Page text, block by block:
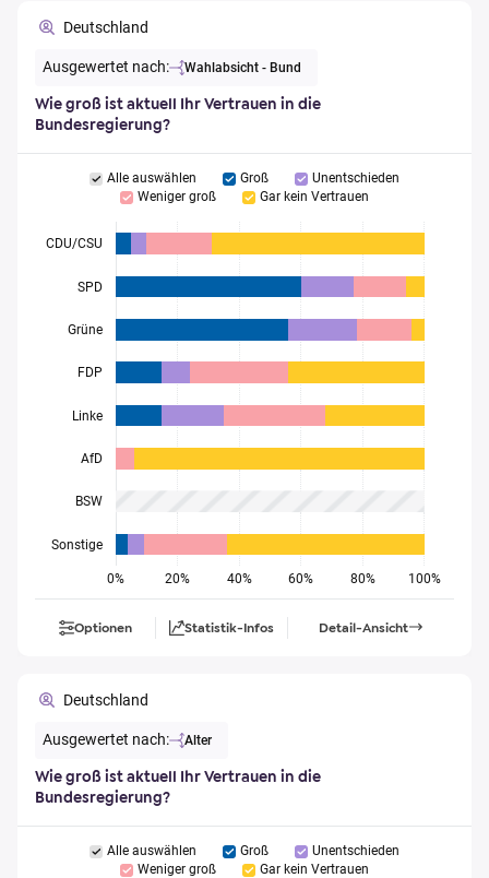
Deutschland
Ausgewertet nach: Wahlabsicht - Bund
Wie groß ist aktuell Ihr Vertrauen in die
Bundesregierung?
Alle auswählen Groß
Unentschieden
Weniger groß
Gar kein Vertrauen
0% 20% 40% 60% 80% 100%
CDU/CSU
SPD
Grüne
FDP
Linke
AfD
BSW
Sonstige
Optionen Statistik-Infos Detail-Ansicht
Deutschland
Ausgewertet nach: Alter
Wie groß ist aktuell Ihr Vertrauen in die
Bundesregierung?
Alle auswählen Groß
Unentschieden
Weniger groß
Gar kein Vertrauen